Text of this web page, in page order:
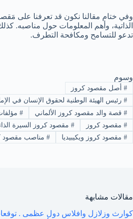
وفي ختام مقالنا نكون قد تعرفنا على
الذاتية، وأهم المعلومات حول مناصبه.
تدعو للتسامح ومكافحة التطرف.
وسوم
#أصل مقصود كروز
#رئيس الهيئة الوطنية لحقوق الإنسان في
#قصة والد مقصود كروز الألماني #
#مقصود كروز #مقصود كروز السيرة
#مقصود كروز ويكيبيديا #مناصب مقصود
مقالات مشابهة
كوارث وزلازل وافلاس دول عظمى .